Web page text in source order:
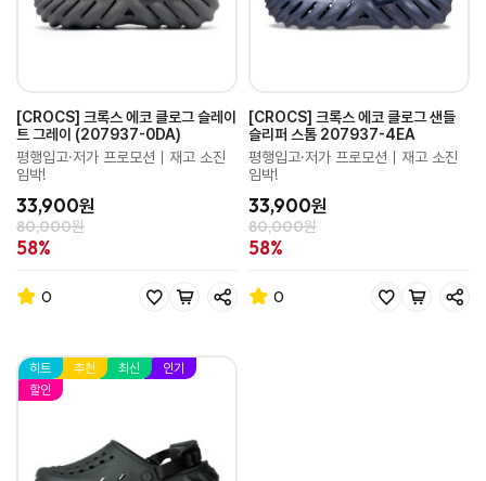
[CROCS] 크록스 에코 클로그 슬레이
트 그레이 (207937-0DA)
평행입고·저가 프로모션｜재고 소진
임박!
33,900원
80,000원
58%
0
[CROCS] 크록스 에코 클로그 샌들
슬리퍼 스톰 207937-4EA
평행입고·저가 프로모션｜재고 소진
임박!
33,900원
80,000원
58%
0
히트 추천 최신
인기
할인